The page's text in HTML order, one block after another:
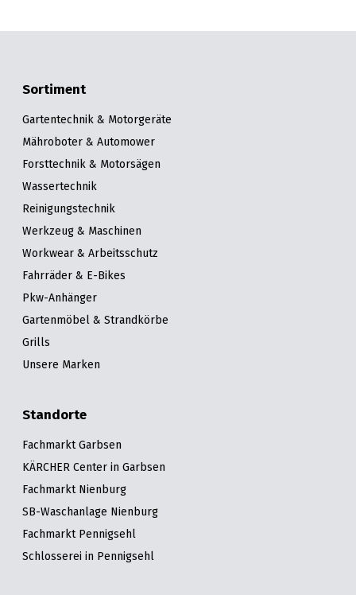
Sortiment
Gartentechnik & Motorgeräte
Mähroboter & Automower
Forsttechnik & Motorsägen
Wassertechnik
Reinigungstechnik
Werkzeug & Maschinen
Workwear & Arbeitsschutz
Fahrräder & E-Bikes
Pkw-Anhänger
Gartenmöbel & Strandkörbe
Grills
Unsere Marken
Standorte
Fachmarkt Garbsen
KÄRCHER Center in Garbsen
Fachmarkt Nienburg
SB-Waschanlage Nienburg
Fachmarkt Pennigsehl
Schlosserei in Pennigsehl